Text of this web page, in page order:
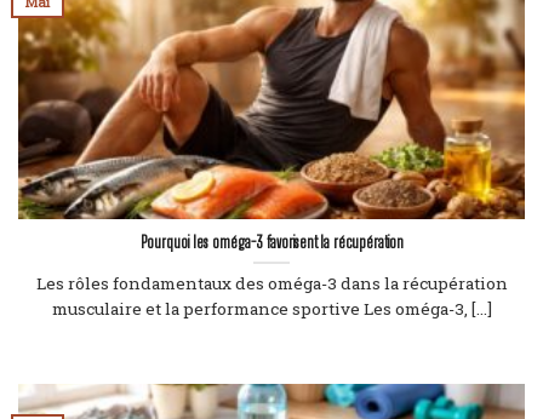
Pourquoi les oméga-3 favorisent la récupération
Les rôles fondamentaux des oméga-3 dans la récupération
musculaire et la performance sportive Les oméga-3, [...]